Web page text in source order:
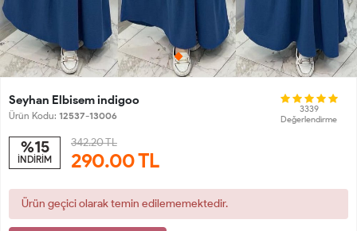
Seyhan Elbisem indigoo
Ürün Kodu: 12537-13006
3339
Değerlendirme
%15
İNDİRİM
342.20 TL
290.00TL
Ürün geçici olarak temin edilememektedir.